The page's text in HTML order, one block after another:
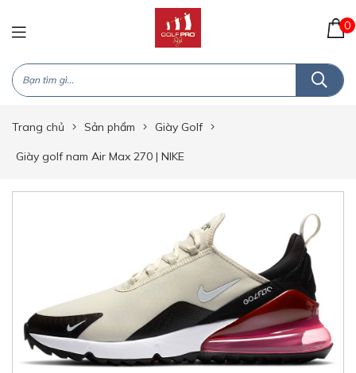
0
Trang chủ Sản phẩm Giày Golf
Giày golf nam Air Max 270 | NIKE